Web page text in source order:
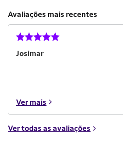
Avaliações mais recentes
Josimar
Ver mais
Ver todas as avaliações